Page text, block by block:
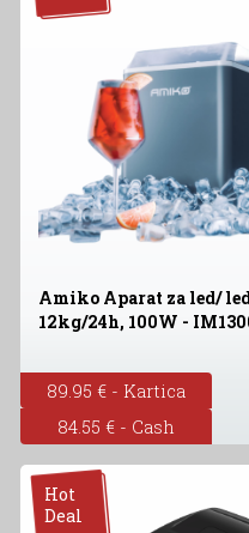
Amiko Aparat za led/
12kg/24h, 100W -
89.95 € - Kartica
84.55 € - Cash
Hot
Deal